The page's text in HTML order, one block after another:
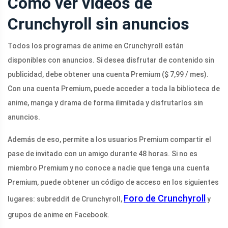
Crunchyroll sin anuncios
Todos los programas de anime en Crunchyroll están
disponibles con anuncios. Si desea disfrutar de contenido sin
publicidad, debe obtener una cuenta Premium ($ 7,99 / mes).
Con una cuenta Premium, puede acceder a toda la biblioteca de
anime, manga y drama de forma ilimitada y disfrutarlos sin
anuncios.
Además de eso, permite a los usuarios Premium compartir el
pase de invitado con un amigo durante 48 horas. Si no es
miembro Premium y no conoce a nadie que tenga una cuenta
Premium, puede obtener un código de acceso en los siguientes
lugares: subreddit de Crunchyroll, Foro de Crunchyroll
y
grupos de anime en Facebook.